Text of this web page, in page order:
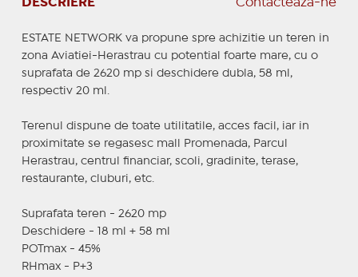
DESCRIERE Contactează-ne
ESTATE NETWORK va propune spre achizitie un teren in
zona Aviatiei-Herastrau cu potential foarte mare, cu o
suprafata de 2620 mp si deschidere dubla, 58 ml,
respectiv 20 ml.
Terenul dispune de toate utilitatile, acces facil, iar in
proximitate se regasesc mall Promenada, Parcul
Herastrau, centrul financiar, scoli, gradinite, terase,
restaurante, cluburi, etc.
Suprafata teren - 2620 mp
Deschidere - 18 ml + 58 ml
POTmax - 45%
RHmax - P+3